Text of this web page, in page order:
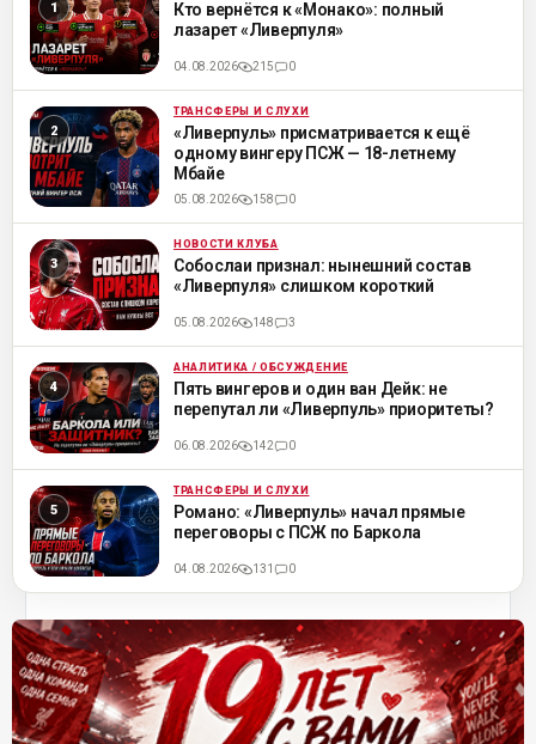
Кто вернётся к «Монако»: полный
лазарет «Ливерпуля»
04.08.2026 215 0
ML ТРАНСФЕРЫ И СЛУХИ
«Ливерпуль» присматривается к ещё
одному вингеру ПСЖ — 18-летнему
Мбайе
05.08.2026 158 0
ML НОВОСТИ КЛУБА
Собослаи признал: нынешний состав
«Ливерпуля» слишком короткий
05.08.2026 148 3
ML АНАЛИТИКА / ОБСУЖДЕНИЕ
Пять вингеров и один ван Дейк: не
перепутал ли «Ливерпуль» приоритеты?
06.08.2026 142 0
ML ТРАНСФЕРЫ И СЛУХИ
Романо: «Ливерпуль» начал прямые
переговоры с ПСЖ по Баркола
04.08.2026 131 0